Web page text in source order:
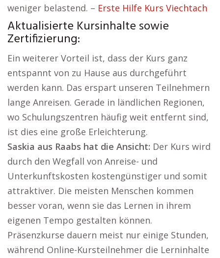
weniger belastend. – Erste Hilfe Kurs Viechtach
Aktualisierte Kursinhalte sowie
Zertifizierung:
Ein weiterer Vorteil ist, dass der Kurs ganz
entspannt von zu Hause aus durchgeführt
werden kann. Das erspart unseren Teilnehmern
lange Anreisen. Gerade in ländlichen Regionen,
wo Schulungszentren häufig weit entfernt sind,
ist dies eine große Erleichterung.
Saskia aus Raabs hat die Ansicht: Der Kurs wird
durch den Wegfall von Anreise- und
Unterkunftskosten kostengünstiger und somit
attraktiver. Die meisten Menschen kommen
besser voran, wenn sie das Lernen in ihrem
eigenen Tempo gestalten können.
Präsenzkurse dauern meist nur einige Stunden,
während Online-Kursteilnehmer die Lerninhalte